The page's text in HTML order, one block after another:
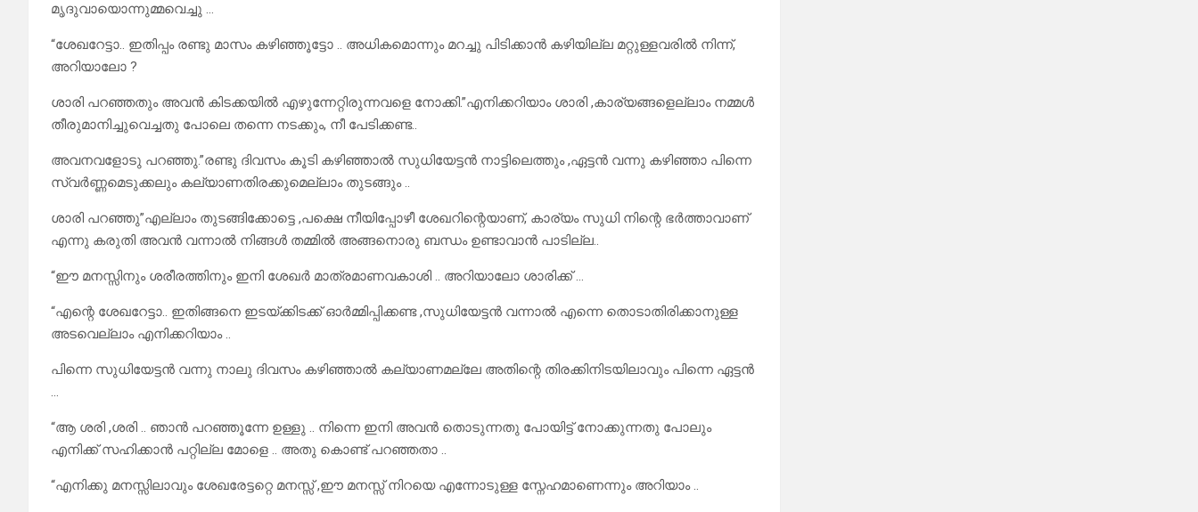
മൃദുവായൊന്നുമ്മവെച്ചു …
“ശേഖറേട്ടാ.. ഇതിപ്പം രണ്ടു മാസം കഴിഞ്ഞൂട്ടോ .. അധികമൊന്നും മറച്ചു പിടിക്കാൻ കഴിയില്ല മറ്റുള്ളവരിൽ നിന്ന്,
അറിയാലോ ?
ശാരി പറഞ്ഞതും അവൻ കിടക്കയിൽ എഴുന്നേറ്റിരുന്നവളെ നോക്കി.”എനിക്കറിയാം ശാരി ,കാര്യങ്ങളെല്ലാം നമ്മൾ
തീരുമാനിച്ചുവെച്ചതു പോലെ തന്നെ നടക്കും, നീ പേടിക്കണ്ട..
അവനവളോടു പറഞ്ഞു.”രണ്ടു ദിവസം കൂടി കഴിഞ്ഞാൽ സുധിയേട്ടൻ നാട്ടിലെത്തും ,ഏട്ടൻ വന്നു കഴിഞ്ഞാ പിന്നെ
സ്വർണ്ണമെടുക്കലും കല്യാണതിരക്കുമെല്ലാം തുടങ്ങും ..
ശാരി പറഞ്ഞു”എല്ലാം തുടങ്ങിക്കോട്ടെ ,പക്ഷെ നീയിപ്പോഴീ ശേഖറിന്റെയാണ്, കാര്യം സുധി നിന്റെ ഭർത്താവാണ്
എന്നു കരുതി അവൻ വന്നാൽ നിങ്ങൾ തമ്മിൽ അങ്ങനൊരു ബന്ധം ഉണ്ടാവാൻ പാടില്ല..
“ഈ മനസ്സിനും ശരീരത്തിനും ഇനി ശേഖർ മാത്രമാണവകാശി .. അറിയാലോ ശാരിക്ക് …
“എന്റെ ശേഖറേട്ടാ.. ഇതിങ്ങനെ ഇടയ്ക്കിടക്ക് ഓർമ്മിപ്പിക്കണ്ട ,സുധിയേട്ടൻ വന്നാൽ എന്നെ തൊടാതിരിക്കാനുള്ള
അടവെല്ലാം എനിക്കറിയാം ..
പിന്നെ സുധിയേട്ടൻ വന്നു നാലു ദിവസം കഴിഞ്ഞാൽ കല്യാണമല്ലേ അതിന്റെ തിരക്കിനിടയിലാവും പിന്നെ ഏട്ടൻ
…
“ആ ശരി ,ശരി .. ഞാൻ പറഞ്ഞൂന്നേ ഉള്ളു .. നിന്നെ ഇനി അവൻ തൊടുന്നതു പോയിട്ട് നോക്കുന്നതു പോലും
എനിക്ക് സഹിക്കാൻ പറ്റില്ല മോളെ .. അതു കൊണ്ട് പറഞ്ഞതാ ..
“എനിക്കു മനസ്സിലാവും ശേഖരേട്ടറ്റെ മനസ്സ് ,ഈ മനസ്സ് നിറയെ എന്നോടുള്ള സ്നേഹമാണെന്നും അറിയാം ..